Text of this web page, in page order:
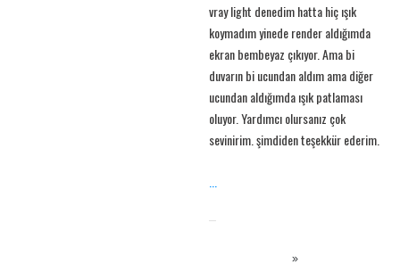
vray light denedim hatta hiç ışık
koymadım yinede render aldığımda
ekran bembeyaz çıkıyor. Ama bi
duvarın bi ucundan aldım ama diğer
ucundan aldığımda ışık patlaması
oluyor. Yardımcı olursanız çok
sevinirim. şimdiden teşekkür ederim.